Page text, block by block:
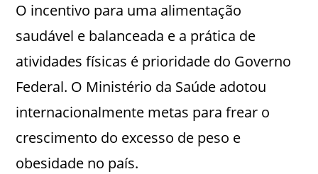
O incentivo para uma alimentação
saudável e balanceada e a prática de
atividades físicas é prioridade do Governo
Federal. O Ministério da Saúde adotou
internacionalmente metas para frear o
crescimento do excesso de peso e
obesidade no país.